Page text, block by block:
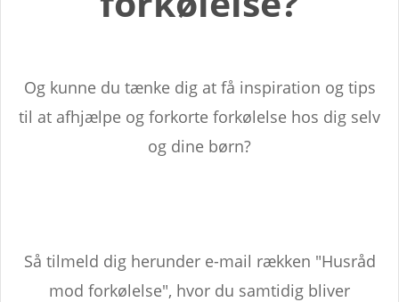
Og kunne du tænke dig at få inspiration og tips
til at afhjælpe og forkorte forkølelse hos dig selv
og dine børn?
Så tilmeld dig herunder e-mail rækken "Husråd
mod forkølelse", hvor du samtidig bliver